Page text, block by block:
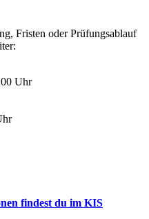
Fristen oder Prüfungsablauf
Uhr
findest du im KIS